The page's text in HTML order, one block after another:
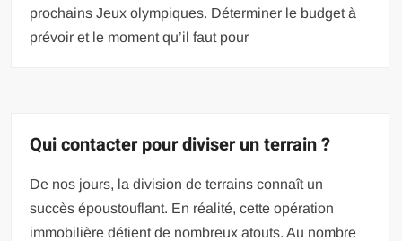
prochains Jeux olympiques. Déterminer le budget à
prévoir et le moment qu’il faut pour
Qui contacter pour diviser un terrain ?
De nos jours, la division de terrains connaît un
succès époustouflant. En réalité, cette opération
immobilière détient de nombreux atouts. Au nombre